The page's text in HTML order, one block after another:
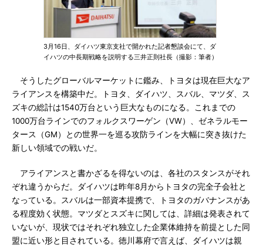
3月16日、ダイハツ東京支社で開かれた記者懇談会にて、ダ
イハツの中長期戦略を説明する三井正則社長（撮影：筆者）
そうしたグローバルマーケットに鑑み、トヨタは現在巨大なア
ライアンスを構築中だ。トヨタ、ダイハツ、スバル、マツダ、ス
ズキの総計は1540万台という巨大なものになる。これまでの
1000万台ラインでのフォルクスワーゲン（VW）、ゼネラルモー
タース（GM）との世界一を巡る攻防ラインを大幅に突き抜けた
新しい領域での戦いだ。
アライアンスと書かざるを得ないのは、各社のスタンスがそれ
ぞれ違うからだ。ダイハツは昨年8月からトヨタの完全子会社と
なっている。スバルは一部資本提携で、トヨタのガバナンスがあ
る程度効く状態。マツダとスズキに関しては、詳細は発表されて
いないが、現状ではそれぞれ独立した企業体維持を前提とした同
盟に近い形と目されている。徳川幕府で言えば、ダイハツは親